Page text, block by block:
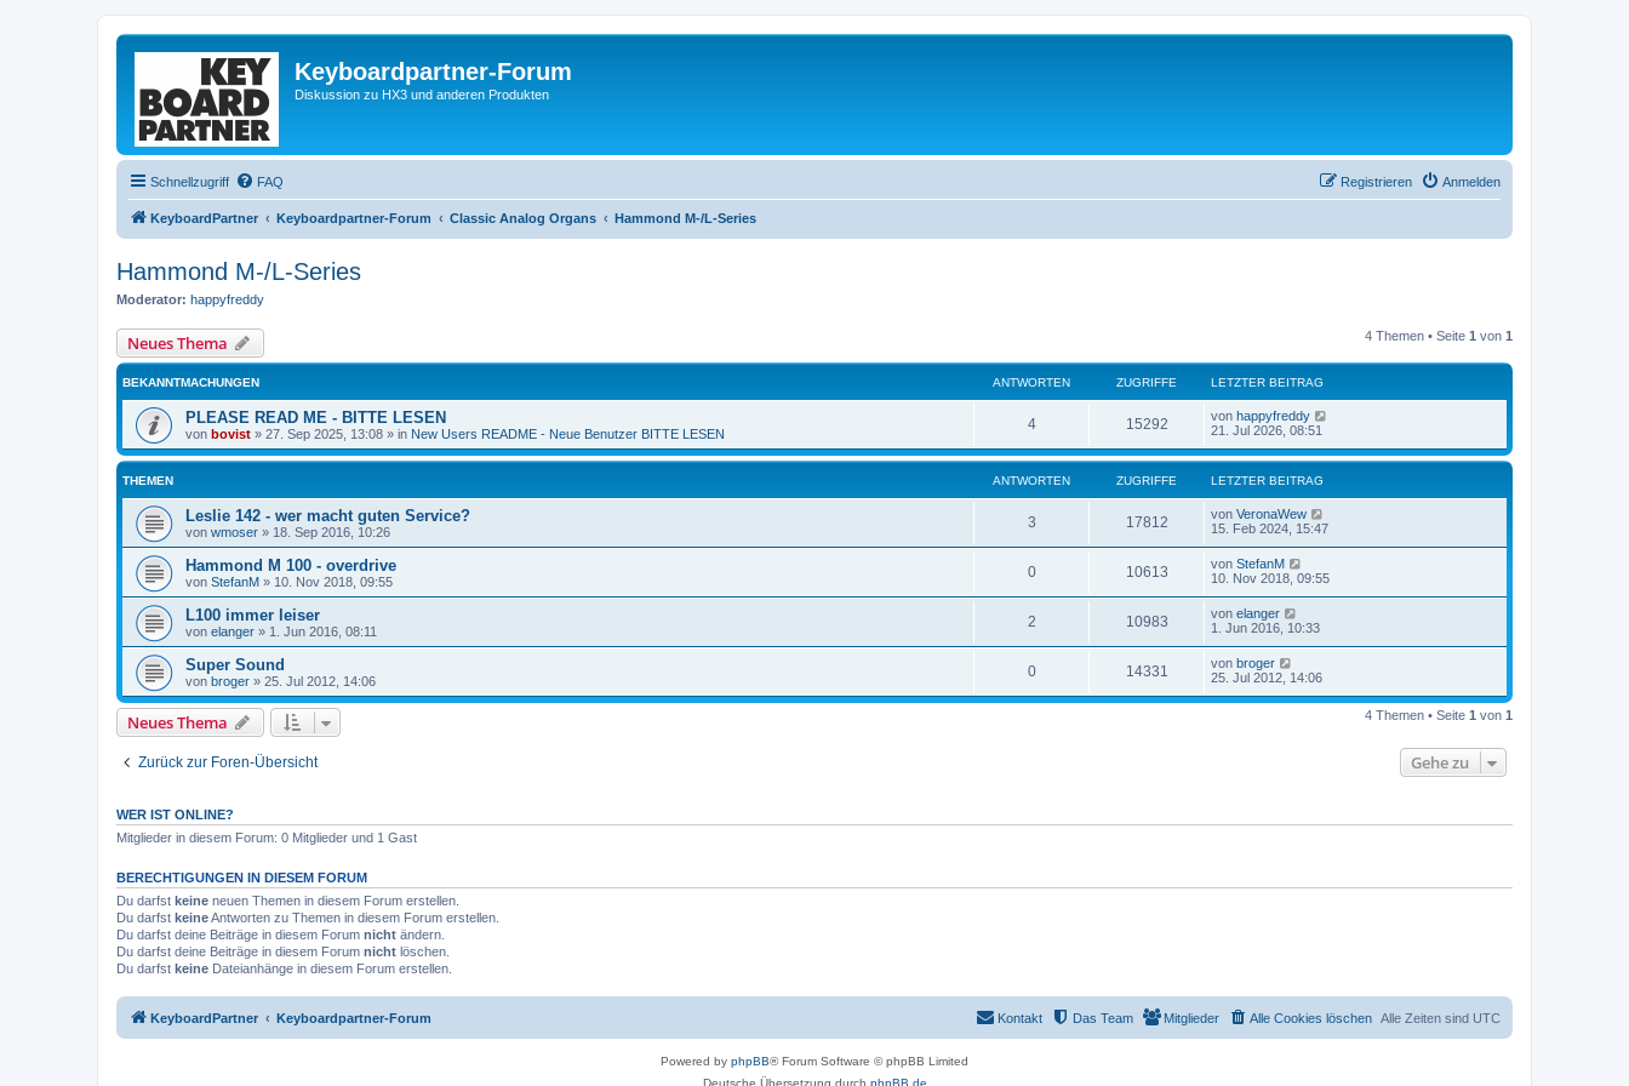
Keyboardpartner-Forum
Diskussion zu HX3 und anderen Produkten
Schnellzugriff FAQ Anmelden
Registrieren
KeyboardPartner Keyboardpartner-Forum Classic Analog Organs Hammond M-/L-Series
Hammond M-/L-Series
Moderator: happyfreddy
Neues Thema 4 Themen • Seite 1 von 1
BEKANNTMACHUNGEN ANTWORTEN ZUGRIFFE LETZTER BEITRAG
PLEASE READ ME - BITTE LESEN
von bovist » 27. Sep 2025, 13:08 » in New Users README - Neue Benutzer BITTE LESEN
4 15292 von happyfreddy
21. Jul 2026, 08:51
THEMEN ANTWORTEN ZUGRIFFE LETZTER BEITRAG
Leslie 142 - wer macht guten Service?
von wmoser » 18. Sep 2016, 10:26
3 17812 von VeronaWew
15. Feb 2024, 15:47
Hammond M 100 - overdrive
von StefanM » 10. Nov 2018, 09:55
0 10613 von StefanM
10. Nov 2018, 09:55
L100 immer leiser
von elanger » 1. Jun 2016, 08:11
2 10983 von elanger
1. Jun 2016, 10:33
Super Sound
von broger » 25. Jul 2012, 14:06
0 14331 von broger
25. Jul 2012, 14:06
Neues Thema 4 Themen • Seite 1 von 1
Zurück zur Foren-Übersicht Gehe zu
WER IST ONLINE?
Mitglieder in diesem Forum: 0 Mitglieder und 1 Gast
BERECHTIGUNGEN IN DIESEM FORUM
Du darfst keine neuen Themen in diesem Forum erstellen.
Du darfst keineAntworten zu Themen in diesem Forum erstellen.
Du darfst deine Beiträge in diesem Forum nicht ändern.
Du darfst deine Beiträge in diesem Forum nicht löschen.
Du darfst keine Dateianhänge in diesem Forum erstellen.
KeyboardPartner Keyboardpartner-Forum Alle Zeiten sind UTC
Alle Cookies löschen
Mitglieder
Das Team
Kontakt
Powered by phpBB® Forum Software © phpBB Limited
Deutsche Übersetzung durch phpBB.de